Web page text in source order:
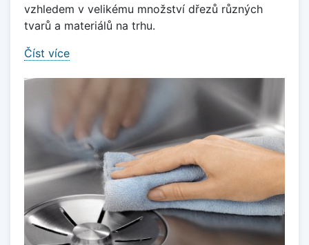
vzhledem v velikému množství dřezů různých
tvarů a materiálů na trhu.
Číst více